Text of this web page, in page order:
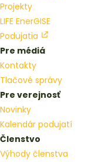
Projekty
LIFE EnerGISE
Podujatia
Pre médiá
Kontakty
Tlačové správy
Pre verejnosť
Novinky
Kalendár podujatí
Členstvo
Výhody členstva